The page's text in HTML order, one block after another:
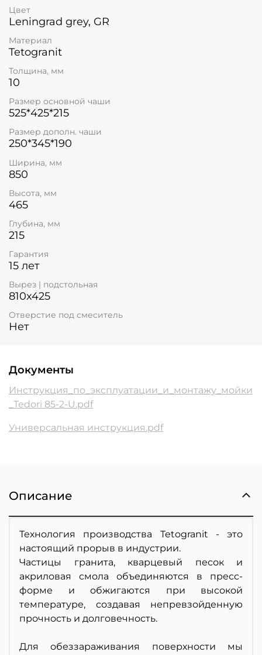
Цвет
Leningrad grey, GR
Материал
Tetogranit
Толщина, мм
10
Размер основной чаши
525*425*215
Размер дополн. чаши
250*345*190
Ширина, мм
850
Высота, мм
465
Глубина, мм
215
Гарантия
15 лет
Вырез | подстольная
810x425
Отверстие под смеситель
Нет
Документы
Инструкция_по_эксплуатации_и_монтажу_мойки
_Tedori 85-2-U.pdf
Универсальная инструкция.pdf
Описание
Технология производства Tetogranit - это
настоящий прорыв в индустрии.
Частицы гранита, кварцевый песок и
акриловая смола объединяются в пресс-
форме и обжигаются при высокой
температуре, создавая непревзойденную
прочность и долговечность.
Для обеззараживания поверхности мы